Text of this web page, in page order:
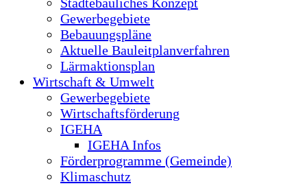
Gewerbegebiete
Bebauungspläne
Aktuelle Bauleitplanverfahren
Lärmaktionsplan
Wirtschaft & Umwelt
Gewerbegebiete
Wirtschaftsförderung
IGEHA
IGEHA Infos
Förderprogramme (Gemeinde)
Klimaschutz